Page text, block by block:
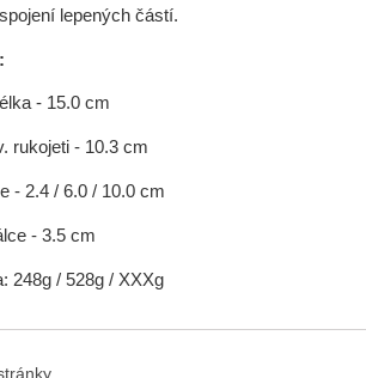
lepených částí.
- 15.0 cm
rukojeti - 10.3 cm
- 2.4 / 6.0 / 10.0 cm
- 3.5 cm
248g / 528g / XXXg